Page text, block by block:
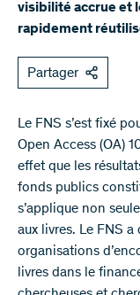
visibilité accrue et
rapidement
Partager
Le FNS s’est fixé
Open Access (OA)
effet que les
fonds publics
s’applique non
aux livres. Le FNS a
organisations
livres dans le